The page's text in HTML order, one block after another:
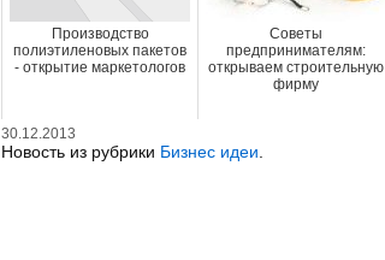
Производство
полиэтиленовых пакетов
- открытие маркетологов
Советы
предпринимателям:
открываем строительную
фирму
30.12.2013
Новость из рубрики Бизнес идеи